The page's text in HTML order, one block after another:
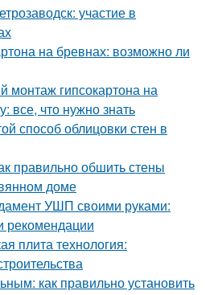
участие в
на бревнах: возможно ли
монтаж гипсокартона на
все, что нужно знать
способ облицовки стен в
правильно обшить стены
доме
УШП своими руками:
рекомендации
плита технология:
как правильно установить